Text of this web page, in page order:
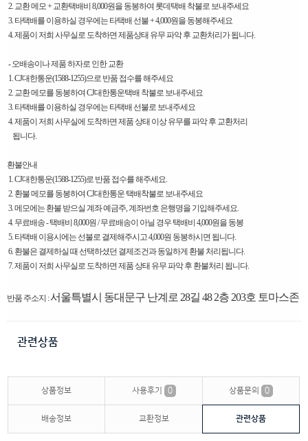
2. 교환 메모 + 교환택배비 8,000원을 동봉하여 롯데택배 착불로 보내주세요
3. 타택배를 이용하실 경우에는 타택배 선불 + 4,000원을 동봉해주세요
4. 제품이 저희 사무실로 도착하면 제품상태 유무 파악 후 교환처리가 됩니다.
- 오배송이나 제품 하자로 인한 교환
1. CJ대한통운(1588-1255)으로 반품 접수를 해주세요
2. 교환 메모를 동봉하여 CJ대한통운택배 착불로 보내주세요
3. 타택배를 이용하실 경우에는 타택배 선불로 보내주세요
4. 제품이 저희 사무실에 도착하면 제품 상태 이상 유무를 파악 후 교환처리
됩니다.
환불안내
1. CJ대한통운(1588-1255)로 반품 접수를 해주세요.
2. 환불 메모를 동봉하여 CJ대한통운 택배착불로 보내주세요
3. 메모에는 환불 받으실 계좌 예금주, 계좌번호 은행명을 기입해주세요.
4. 무료배송 - 택배비 8,000원 / 무료배송이 아닐 경우 택배비 4,000원을 동봉
5. 타택배 이용시에는 선불로 결제해주시고 4,000원 동봉하시면 됩니다.
6. 환불은 결제하실 때 선택하셨던 결제조건과 동일하게 환불 처리됩니다.
7. 제품이 저희 사무실로 도착하면 제품 상태 유무 파악 후 환불처리 됩니다.
반품 주소지 :서울특별시 동대문구 난계로 28길 48 2층 203호 토마스존
관련상품
상품정보 사용후기 0 상품문의 0
배송정보 교환정보 관련상품